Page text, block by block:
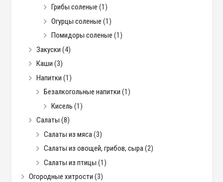
Грибы соленые (1)
Огурцы соленые (1)
Помидоры соленые (1)
Закуски (4)
Каши (3)
Напитки (1)
Безалкогольные напитки (1)
Кисель (1)
Салаты (8)
Салаты из мяса(3)
Салаты из овощей, грибов, сыра(2)
Салаты из птицы (1)
Огородные хитрости (3)